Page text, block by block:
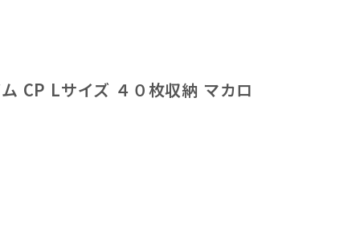
CP Lサイズ ４０枚収納 マカロ